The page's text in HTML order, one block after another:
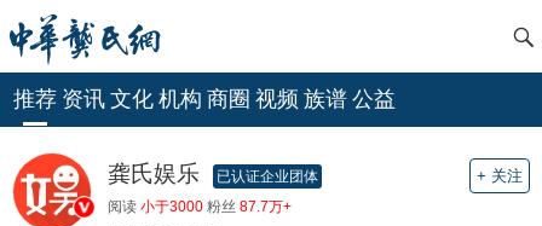
推荐 资讯 文化 机构 商圈 视频 族谱 公益
龚氏娱乐 已认证企业团体 + 关注
阅读 小于3000 粉丝 87.7万+